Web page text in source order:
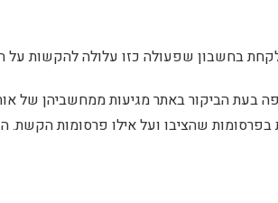
בחשבון שפעולה כזו עלולה להקשות
הביקור באתר מגיעות ממחשביהן של
שהציבו ועל אילו פרסומות הקשת.